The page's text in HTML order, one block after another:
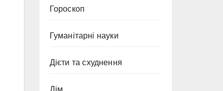
Гороскоп
Гуманітарні науки
Дієти та схуднення
Дім